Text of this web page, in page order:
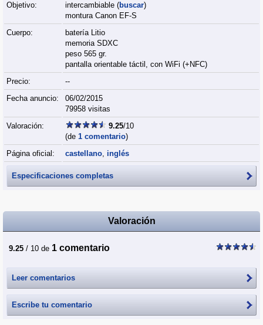
Objetivo:
intercambiable (buscar)
montura Canon EF-S
Cuerpo:
batería Litio
memoria SDXC
peso 565 gr.
pantalla orientable táctil, con WiFi (+NFC)
Precio:
--
Fecha anuncio:
06/02/2015
79958 visitas
Valoración:
9.25/10
(de 1 comentario)
Página oficial:
castellano, inglés
Especificaciones completas
Valoración
9.25 / 10 de 1 comentario
Leer comentarios
Escribe tu comentario